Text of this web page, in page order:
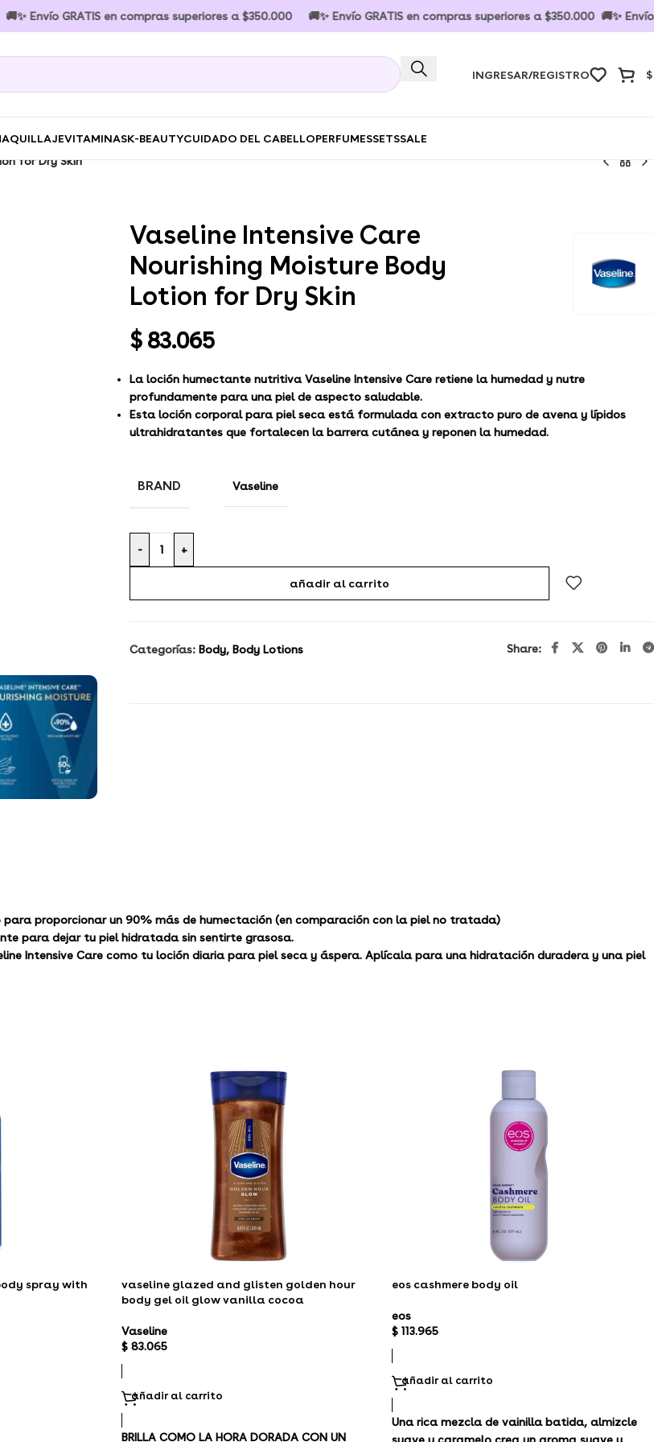
GRATIS en compras superiores a $350.000 🚚✨ Envío GRATIS en compras superiores a $350.000 🚚✨ Envío
INGRESAR/REGISTRO $
VITAMINASK-BEAUTYCUIDADO DEL CABELLOPERFUMESSETSSALE
for Dry Skin
Vaseline Intensive Care
Nourishing Moisture Body
Lotion for Dry Skin
$83.065
La loción humectante nutritiva Vaseline Intensive Care retiene la humedad y nutre
profundamente para una piel de aspecto saludable.
Esta loción corporal para piel seca está formulada con extracto puro de avena y lípidos
ultrahidratantes que fortalecen la barrera cutánea y reponen la humedad.
BRAND Vaseline
- +
añadir al carrito
Categorías: Body, Body Lotions Share:
para proporcionar un 90% más de humectación (en comparación con la piel no tratada)
para dejar tu piel hidratada sin sentirte grasosa.
Intensive Care como tu loción diaria para piel seca y áspera. Aplícala para una hidratación duradera y una piel
spray with
vaseline glazed and glisten golden hour
body gel oil glow vanilla cocoa
Vaseline
$ 83.065
añadir al carrito
BRILLA COMO LA HORA DORADA CON UN
eos cashmere body oil
eos
$ 113.965
añadir al carrito
Una rica mezcla de vainilla batida, almizcle